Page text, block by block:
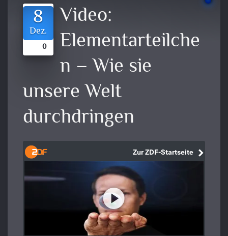
8
Dez.
0
Video:
Elementarteilche
n – Wie sie
unsere Welt
durchdringen